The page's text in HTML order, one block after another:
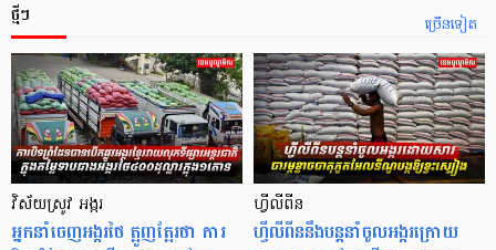
ច្រើនទៀត
ថ្មីៗ
វិស័យស្រូវ អង្ករ
អ្នកនាំចេញអង្ករថៃ ត្អូញត្អែរថា ការ
ហ្វីលីពីន
ហ្វីលីពីននឹងបន្តនាំចូលអង្ករក្រោយ